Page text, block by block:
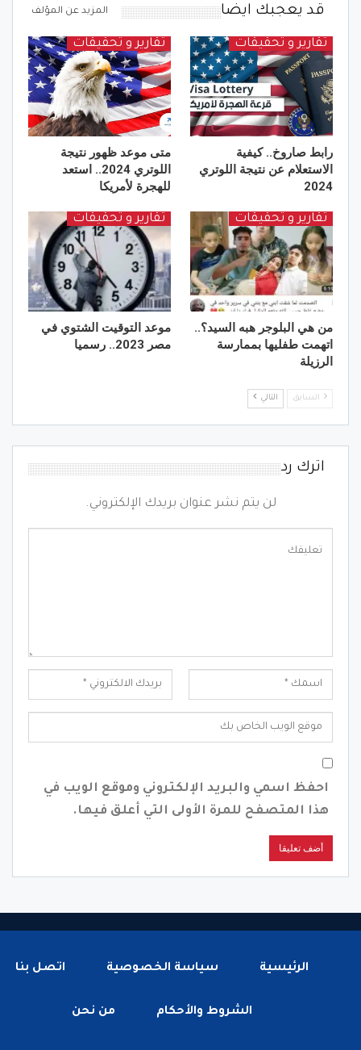
قد يعجبك ايضا المزيد عن المؤلف
تقارير و تحقيقات
رابط صاروخ.. كيفية
الاستعلام عن نتيجة اللوتري
2024
تقارير و تحقيقات
متى موعد ظهور نتيجة
اللوتري 2024.. استعد
للهجرة لأمريكا
تقارير و تحقيقات
من هي البلوجر هبه السيد؟..
اتهمت طفليها بممارسة
الرزيلة
تقارير و تحقيقات
موعد التوقيت الشتوي في
مصر 2023.. رسميا
السابق التالي
اترك رد
لن يتم نشر عنوان بريدك الإلكتروني.
احفظ اسمي والبريد الإلكتروني وموقع الويب في
هذا المتصفح للمرة الأولى التي أعلق فيها.
الرئيسية سياسة الخصوصية اتصل بنا
الشروط والأحكام من نحن